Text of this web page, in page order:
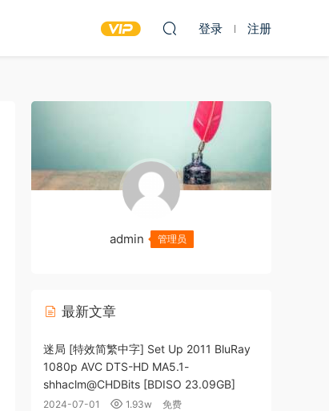
登录 注册
admin 管理员
最新文章
迷局 [特效简繁中字] Set Up 2011 BluRay
1080p AVC DTS-HD MA5.1-
shhaclm@CHDBits [BDISO 23.09GB]
2024-07-01 1.93w 免费